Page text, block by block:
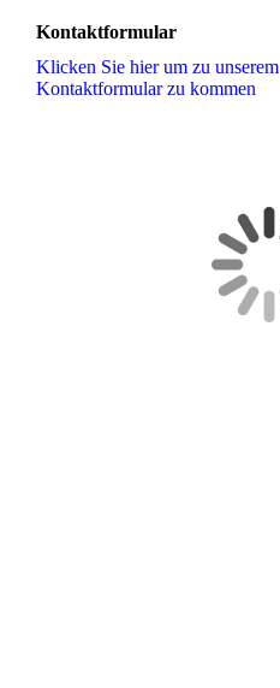
Kontaktformular
Klicken Sie hier um zu unserem
Kon­takt­for­mu­lar zu kommen